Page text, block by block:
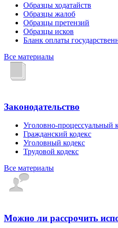
Образцы ходатайств
Образцы жалоб
Образцы претензий
Образцы исков
Бланк оплаты
Все материалы
Законодательство
Уголовно-процессуальный
Гражданский кодекс
Уголовный кодекс
Трудовой кодекс
Все материалы
Можно ли рассрочить